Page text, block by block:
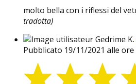
molto bella con i riflessi del
tradotta)
Gedrime K.
Pubblicato 19/11/2021 alle ore